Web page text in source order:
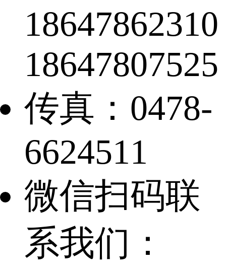
18647862310
18647807525
传真：0478-
6624511
微信扫码联
系我们：